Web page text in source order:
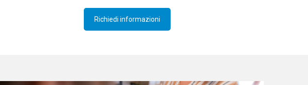
Richiedi informazioni